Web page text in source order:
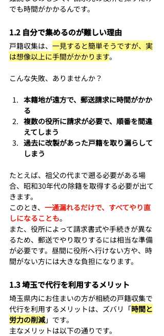
でも時間がかかるんです。
1.2 自分で集めるのが難しい理由
戸籍収集は、 一見すると簡単そうですが、実
は想像以上に手間がかかります。
こんな失敗、ありませんか？
本籍地が遠方で、郵送請求に時間がかか
る
複数の役所に請求が必要で、順番を間違
えてしまう
過去に改製があった戸籍を取り漏らして
しまう
たとえば、祖父の代まで遡る必要がある場
合、昭和30年代の除籍を取得する必要が出て
きます。
このとき、 一通漏れるだけで、すべてやり直
しになることも。
また、役所によって請求書式や手続きが異な
るため、郵送でやり取りするには相当な準備
が必要です。昼間に役所へ行けない方や、時
間がない方には大きな負担になります。
1.3 埼玉で代行を利用するメリット
埼玉県内にお住まいの方が相続の戸籍収集で
代行を利用するメリットは、ズバリ「時間と
労力の削減」です。
主なメリットは以下の通りです。